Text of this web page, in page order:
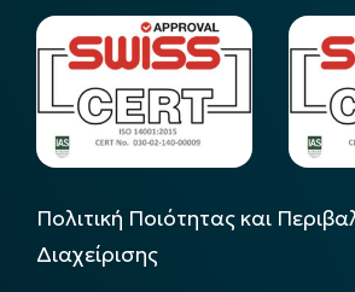
Πολιτική Ποιότητας και
Διαχείρισης